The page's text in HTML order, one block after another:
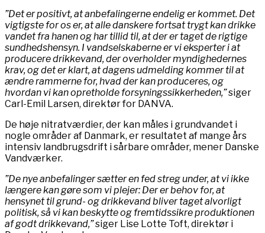
”Det er positivt, at anbefalingerne endelig er kommet. Det
vigtigste for os er, at alle danskere fortsat trygt kan drikke
vandet fra hanen og har tillid til, at der er taget de rigtige
sundhedshensyn. I vandselskaberne er vi eksperter i at
producere drikkevand, der overholder myndighedernes
krav, og det er klart, at dagens udmelding kommer til at
ændre rammerne for, hvad der kan produceres, og
hvordan vi kan opretholde forsyningssikkerheden,”siger
Carl-Emil Larsen, direktør for DANVA.
De høje nitratværdier, der kan måles i grundvandet i
nogle områder af Danmark, er resultatet af mange års
intensiv landbrugsdrift i sårbare områder, mener Danske
Vandværker.
”De nye anbefalinger sætter en fed streg under, at vi ikke
længere kan gøre som vi plejer: Der er behov for, at
hensynet til grund- og drikkevand bliver taget alvorligt
politisk, så vi kan beskytte og fremtidssikre produktionen
af godt drikkevand,”siger Lise Lotte Toft, direktør i